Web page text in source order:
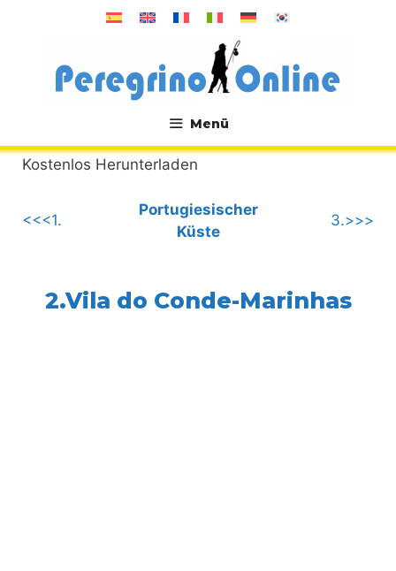
Menü
. Kostenlos Herunterladen
<<<1.
Portugiesischer
Küste
3.>>>
2.Vila do Conde-Marinhas